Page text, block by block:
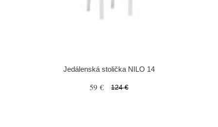
Jedálenská stolička NILO 14
59 € 124 €